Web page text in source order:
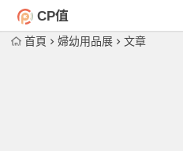
CP值
首頁 婦幼用品展 文章